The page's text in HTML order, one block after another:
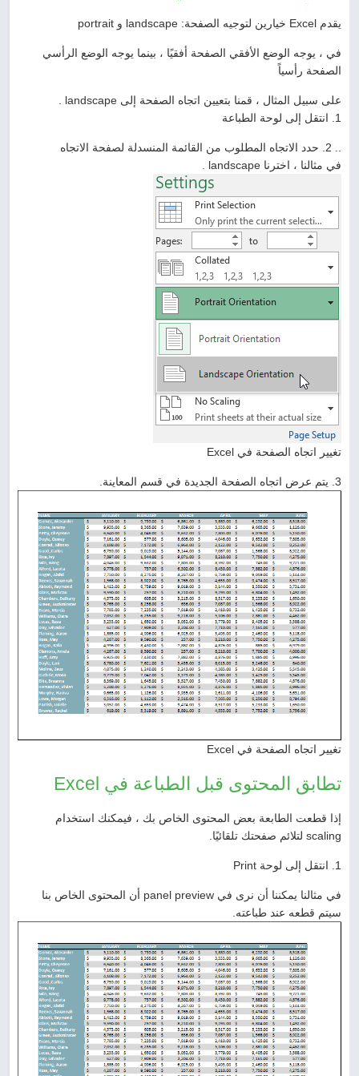
يقدم Excel خيارين لتوجيه الصفحة: landscape و portrait
في ، يوجه الوضع الأفقي الصفحة أفقيًا ، بينما يوجه الوضع الرأسي
الصفحة رأسياً
على سبيل المثال ، قمنا بتعيين اتجاه الصفحة إلى landscape .
1. انتقل إلى لوحة الطباعة
في مثالنا ، اخترنا landscape .
تغيير اتجاه الصفحة في Excel
3. يتم عرض اتجاه الصفحة الجديدة في قسم المعاينة.
تغيير اتجاه الصفحة في Excel
تطابق المحتوى قبل الطباعة في Excel
إذا قطعت الطابعة بعض المحتوى الخاص بك ، فيمكنك استخدام
scaling لتلائم صفحتك تلقائيًا.
1. انتقل إلى لوحة Print
في مثالنا يمكننا أن نرى في panel preview أن المحتوى الخاص بنا
سيتم قطعه عند طباعته.